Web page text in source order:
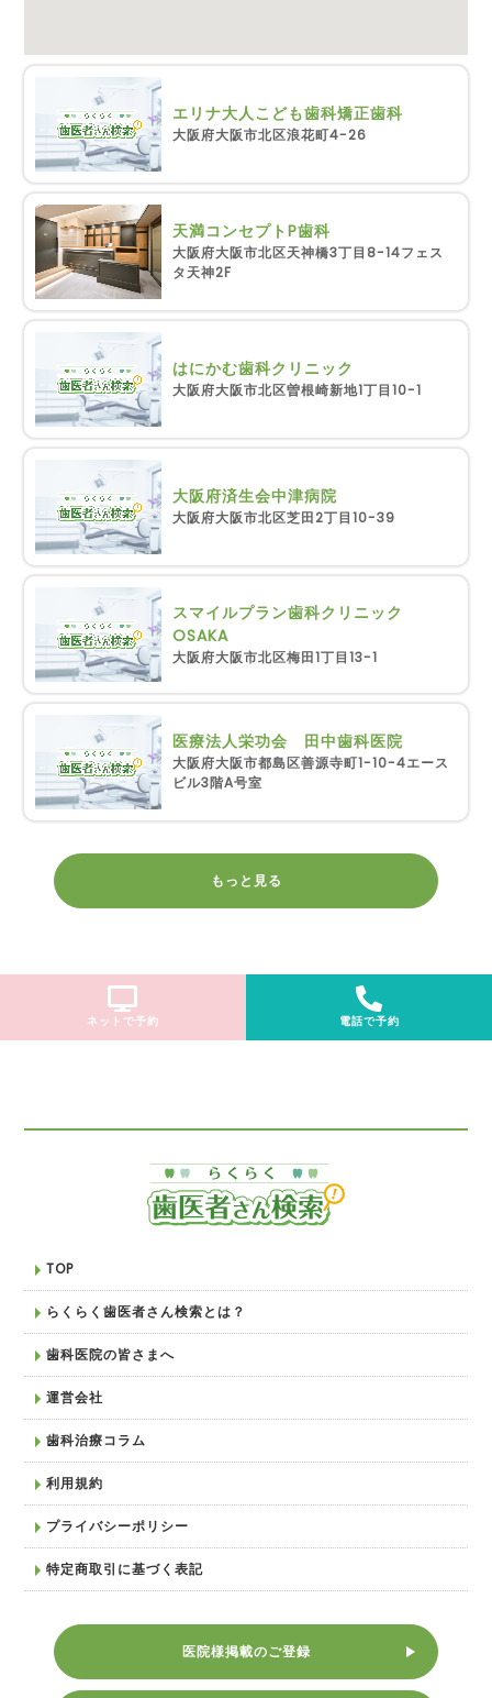
エリナ大人こども歯科矯正歯科
大阪府大阪市北区浪花町4-26
天満コンセプトP歯科
大阪府大阪市北区天神橋3丁目8-14フェス
タ天神2F
はにかむ歯科クリニック
大阪府大阪市北区曽根崎新地1丁目10-1
大阪府済生会中津病院
大阪府大阪市北区芝田2丁目10-39
スマイルプラン歯科クリニック
OSAKA
大阪府大阪市北区梅田1丁目13-1
医療法人栄功会 田中歯科医院
大阪府大阪市都島区善源寺町1-10-4エース
ビル3階A号室
もっと見る
ネットで予約 電話で予約
TOP
らくらく歯医者さん検索とは？
歯科医院の皆さまへ
運営会社
歯科治療コラム
利用規約
プライバシーポリシー
特定商取引に基づく表記
医院様掲載のご登録